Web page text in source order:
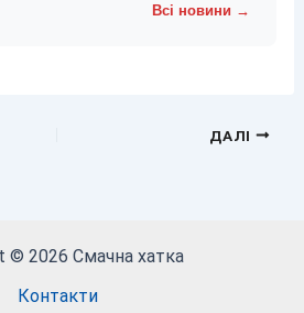
Всі новини →
ДАЛІ
© 2026 Смачна хатка
Контакти